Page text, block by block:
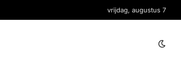
vrijdag, augustus 7